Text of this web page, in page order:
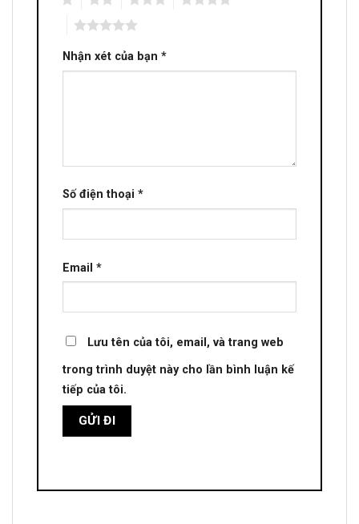
Nhận xét của bạn *
Số điện thoại *
Email *
Lưu tên của tôi, email, và trang web
trong trình duyệt này cho lần bình luận kế
tiếp của tôi.